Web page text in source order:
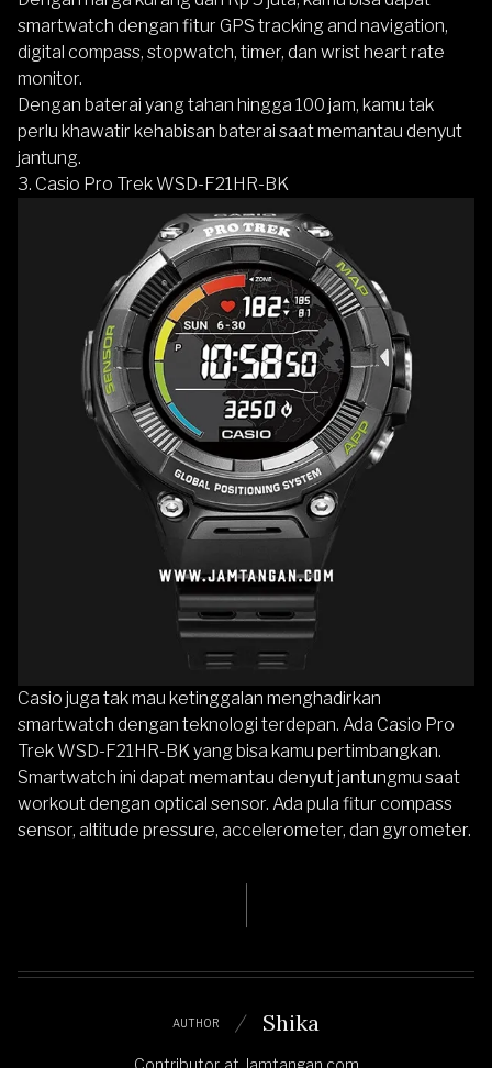
smartwatch dengan fitur GPS tracking and navigation,
digital compass, stopwatch, timer, dan wrist heart rate
monitor.
Dengan baterai yang tahan hingga 100 jam, kamu tak
perlu khawatir kehabisan baterai saat memantau denyut
jantung.
3. Casio Pro Trek WSD-F21HR-BK
Casio juga tak mau ketinggalan menghadirkan
smartwatch dengan teknologi terdepan. Ada Casio Pro
Trek WSD-F21HR-BK yang bisa kamu pertimbangkan.
Smartwatch ini dapat memantau denyut jantungmu saat
workout dengan optical sensor. Ada pula fitur compass
sensor, altitude pressure, accelerometer, dan gyrometer.
AUTHOR Shika